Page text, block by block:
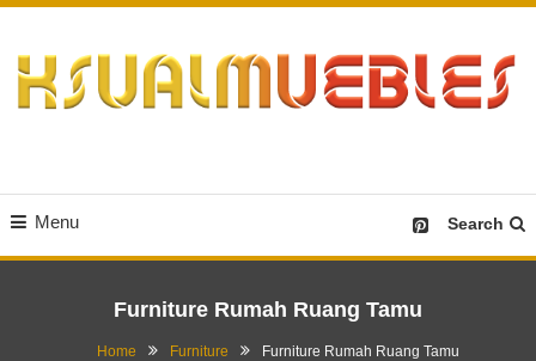
Content
Menu Search
Furniture Rumah Ruang Tamu
Home Furniture Furniture Rumah Ruang Tamu